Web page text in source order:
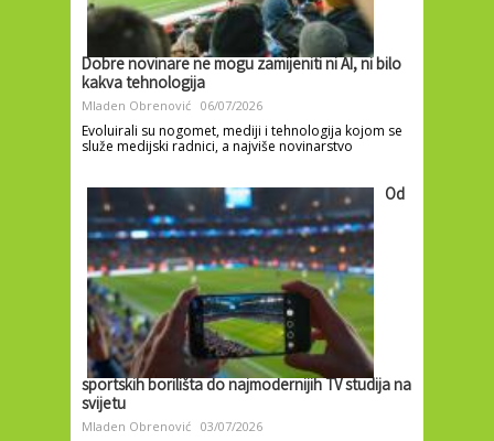
Dobre novinare ne mogu zamijeniti ni AI, ni bilo
kakva tehnologija
Mladen Obrenović 06/07/2026
Evoluirali su nogomet, mediji i tehnologija kojom se
služe medijski radnici, a najviše novinarstvo
Od
sportskih borilišta do najmodernijih TV studija na
svijetu
Mladen Obrenović 03/07/2026